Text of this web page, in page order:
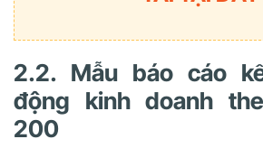
2.2. Mẫu báo cáo
động kinh doanh
200